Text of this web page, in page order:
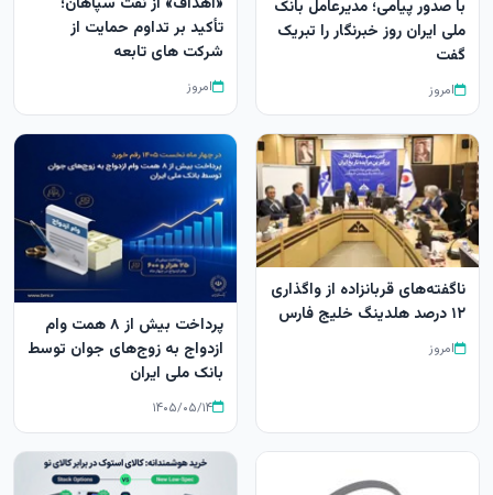
با صدور پیامی؛ مدیرعامل بانک
ملی ایران روز خبرنگار را تبریک
گفت
امروز
تأکید بر تداوم حمایت از
شرکت های تابعه
امروز
ناگفته‌های قربانزاده از واگذاری
۱۲ درصد هلدینگ خلیج فارس
امروز
پرداخت بیش از ۸ همت وام
ازدواج به زوج‌های جوان توسط
بانک ملی ایران
۱۴۰۵/۰۵/۱۴